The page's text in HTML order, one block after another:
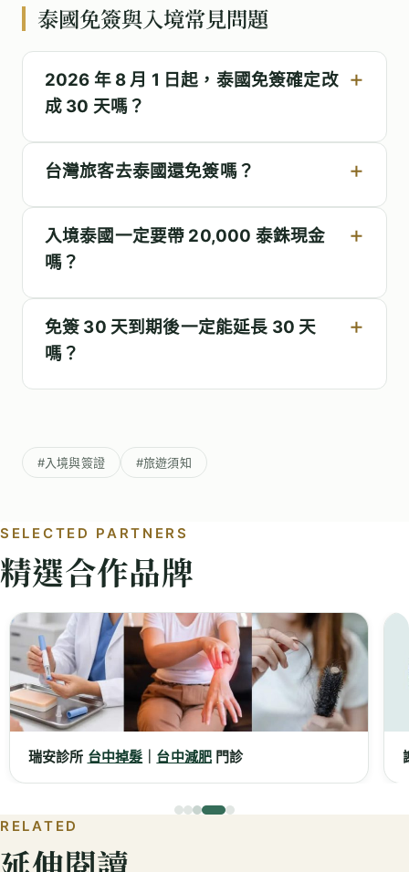
泰國免簽與入境常見問題
2026 年 8 月 1 日起，泰國免簽確定改
成 30 天嗎？
台灣旅客去泰國還免簽嗎？
入境泰國一定要帶 20,000 泰銖現金
嗎？
免簽 30 天到期後一定能延長 30 天
嗎？
#入境與簽證 #旅遊須知
SELECTED PARTNERS
精選合作品牌
瑞安診所台中掉髮｜ 台中減肥門診
RELATED